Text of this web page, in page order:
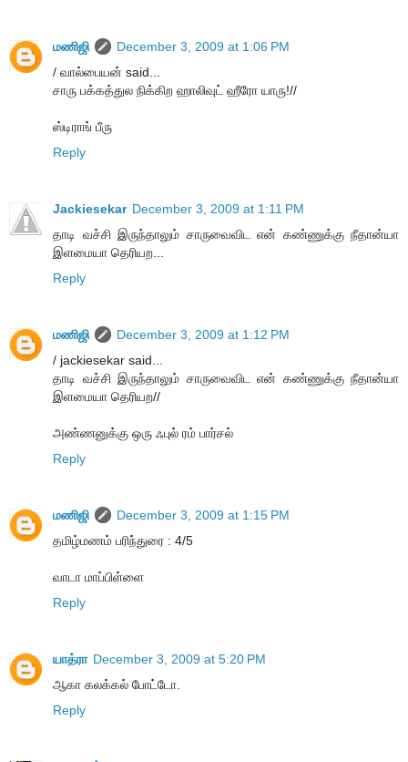
மணிஜி
December 3, 2009 at 1:06 PM
/ வால்பையன் said...
சாரு பக்கத்துல நிக்கிற ஹாலிவுட் ஹீரோ யாரு!//
ஸ்டிராங் பீரு
Reply
Jackiesekar December 3, 2009 at 1:11 PM
தாடி வச்சி இருந்தாலும் சாருவைவிட என் கண்ணுக்கு நீதான்யா
இளமையா தெரியற...
Reply
மணிஜி
December 3, 2009 at 1:12 PM
/ jackiesekar said...
தாடி வச்சி இருந்தாலும் சாருவைவிட என் கண்ணுக்கு நீதான்யா
இளமையா தெரியற//
அண்ணனுக்கு ஒரு ஃபுல் ரம் பார்சல்
Reply
மணிஜி
December 3, 2009 at 1:15 PM
தமிழ்மணம் பரிந்துரை : 4/5
வாடா மாப்பிள்ளை
Reply
யாத்ரா December 3, 2009 at 5:20 PM
ஆகா கலக்கல் போட்டோ.
Reply